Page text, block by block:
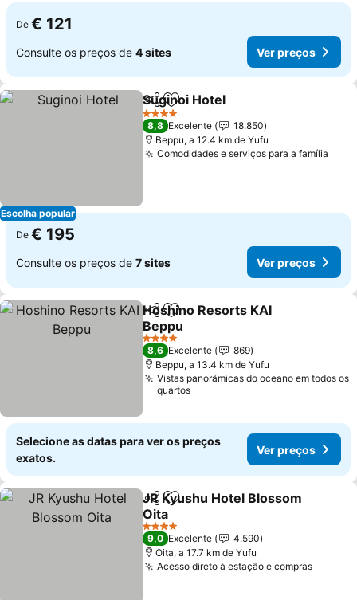
De € 121
Consulte os preços de 4 sites Ver preços
Escolha popular
PartilharAdicionar aos favoritos
Suginoi Hotel
4 Estrelas
8,8 Excelente
18.850
Beppu, a 12.4 km de Yufu
Comodidades e serviços para a família
De € 195
Consulte os preços de 7 sites Ver preços
PartilharAdicionar aos favoritos
Hoshino Resorts KAI
Beppu
Ver preços
4 Estrelas
8,6 Excelente
869
Beppu, a 13.4 km de Yufu
Vistas panorâmicas do oceano em todos os
quartos
Selecione as datas para ver os preços
exatos.
Ver preços
PartilharAdicionar aos favoritos
JR Kyushu Hotel Blossom
Oita
Ver preços
4 Estrelas
9,0 Excelente
4.590
Oita, a 17.7 km de Yufu
Acesso direto à estação e comprasVer